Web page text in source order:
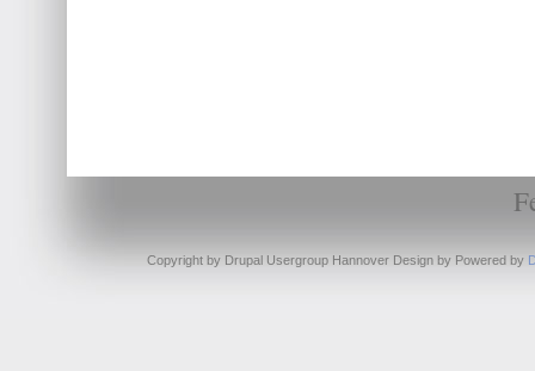
Copyright by Drupal Usergroup Hannover Design by Powered by